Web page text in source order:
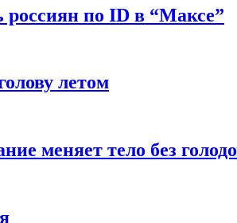
россиян по ID в “Максе”
летом
меняет тело без